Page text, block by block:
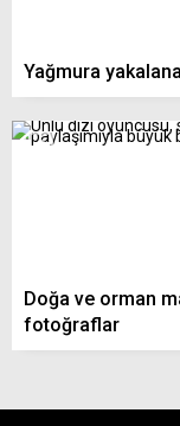
Yağmura
Doğa ve orman
fotoğraflar